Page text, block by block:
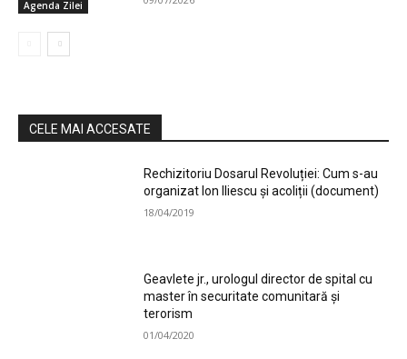
Agenda Zilei
CELE MAI ACCESATE
Rechizitoriu Dosarul Revoluției: Cum s-au
organizat Ion Iliescu și acoliții (document)
18/04/2019
Geavlete jr., urologul director de spital cu
master în securitate comunitară și
terorism
01/04/2020